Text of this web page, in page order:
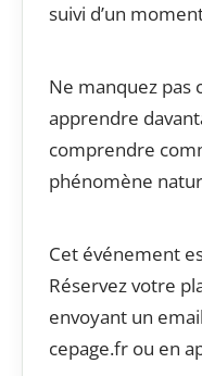
suivi d’un
Ne manquez pas
apprendre
comprendre
phénomène
Cet événement
Réservez votre
envoyant un
cepage.fr ou en